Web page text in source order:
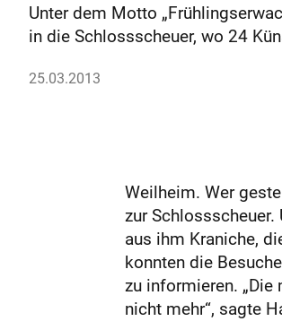
Unter dem Motto
in die Schlossscheuer, wo 24
25.03.2013
Weilheim. Wer
zur
aus ihm Kraniche,
konnten die
zu informieren.
nicht mehr“, sagte